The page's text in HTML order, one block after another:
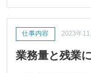
業務量と残業
仕事内容 2023年